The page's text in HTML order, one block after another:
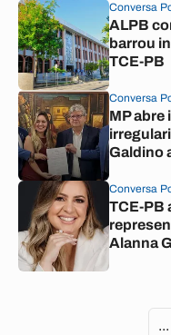
Conversa
ALPB
barrou
TCE-PB
Conversa
MP abre
Galdino
Conversa
TCE-PB
Alanna
...